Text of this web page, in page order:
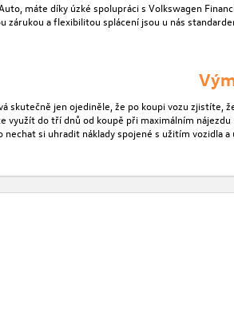
máte díky úzké spolupráci s Volkswagen
zárukou a flexibilitou splácení jsou u nás
skutečně jen ojediněle, že po koupi vozu zjistíte,
využít do tří dnů od koupě při maximálním
nechat si uhradit náklady spojené s užitím